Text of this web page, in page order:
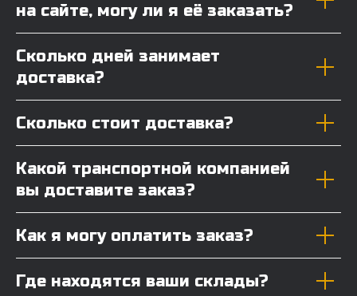
на сайте, могу ли я её заказать?
Сколько дней занимает
доставка?
Сколько стоит доставка?
Какой транспортной компанией
вы доставите заказ?
Как я могу оплатить заказ?
Где находятся ваши склады?